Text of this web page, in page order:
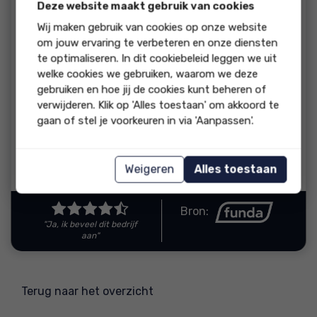
beoordeling:
Contact verliep heel goed, deskundig en snel. Wij waren
tevreden en werden goed op de hoogte gehouden.
reactie
Bedankt voor de mooie beoordeling en fijn dat u
de communicatie als prettig ervaren heeft. Met
vriendelijke groeten, Hans, Marijke, Esther,
Reactie van Bon Makelaardij
"Ja, ik beveel dit bedrijf
aan"
Bron:
Terug naar het overzicht
Deze website maakt gebruik van cookies
Wij maken gebruik van cookies op onze website
om jouw ervaring te verbeteren en onze diensten
te optimaliseren. In dit cookiebeleid leggen we uit
welke cookies we gebruiken, waarom we deze
gebruiken en hoe jij de cookies kunt beheren of
verwijderen. Klik op 'Alles toestaan' om akkoord te
gaan of stel je voorkeuren in via 'Aanpassen'.
Weigeren Alles toestaan